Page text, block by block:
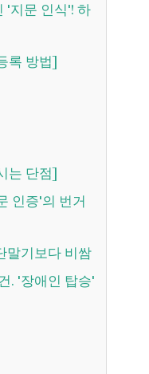
록 방법]
는 단점]
말기보다 비쌈
. '장애인 탑승'